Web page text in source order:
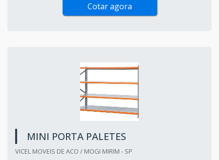
Cotar agora
MINI PORTA PALETES
VICEL MOVEIS DE ACO / MOGI MIRIM - SP